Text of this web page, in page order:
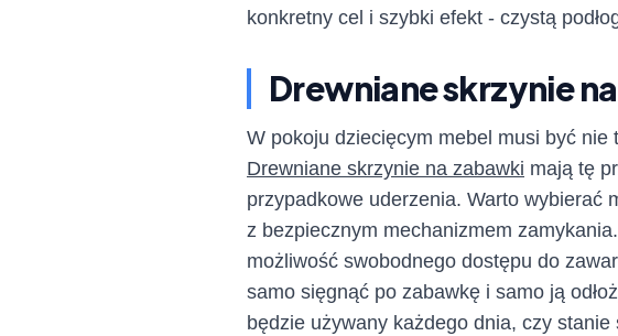
konkretny cel i szybki efekt - czystą
Drewniane skrzynie
W pokoju dziecięcym mebel musi być nie
Drewniane skrzynie na zabawki mają tę
przypadkowe uderzenia. Warto wybierać
z bezpiecznym mechanizmem
możliwość swobodnego dostępu do
samo sięgnąć po zabawkę i samo ją
będzie używany każdego dnia, czy